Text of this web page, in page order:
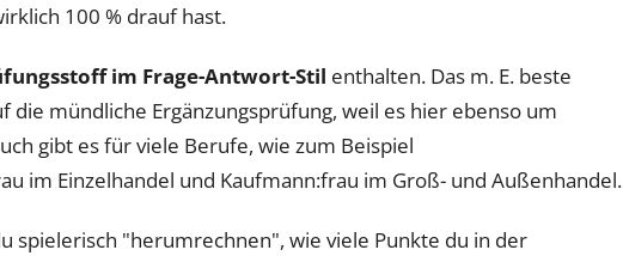
100 % drauf hast.
im Frage-Antwort-Stil enthalten. Das m. E. beste
die mündliche Ergänzungsprüfung, weil es hier ebenso um
gibt es für viele Berufe, wie zum Beispiel
im Einzelhandel und Kaufmann:frau im Groß- und Außenhandel.
spielerisch "herumrechnen", wie viele Punkte du in der